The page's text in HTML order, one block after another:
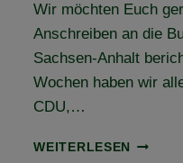
Wir möchten Euch
Anschreiben an die
Sachsen-Anhalt
Wochen haben wir
CDU,…
WEITERLESEN